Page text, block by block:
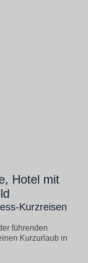
Hotel mit
Kurzreisen
führenden
Kurzurlaub in